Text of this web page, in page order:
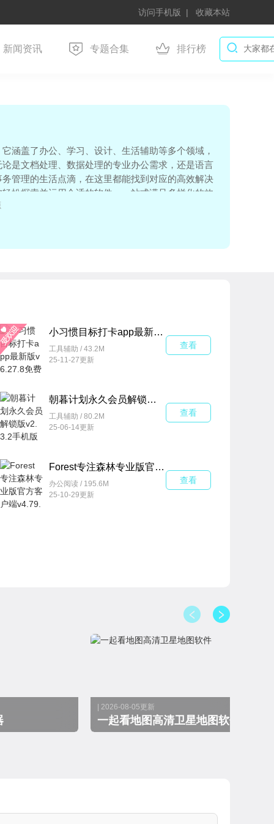
访问手机版 收藏本站
新闻资讯 专题合集 排行榜
涵盖了办公、学习、设计、生活辅助等多个领域，
是文档处理、数据处理的专业办公需求，还是语言
管理的生活点滴，在这里都能找到对应的高效解决
松探索并运用合适的软件，一站式满足多样化的效
节省时间，释放潜能。
小习惯目标打卡app最新版v6.27.8免费版
工具辅助 / 43.2M
25-11-27更新
查看
朝暮计划永久会员解锁版v2.3.2手机版
工具辅助 / 80.2M
25-06-14更新
查看
Forest专注森林专业版官方客户端v4.79.2最新版
办公阅读 / 195.6M
25-10-29更新
查看
| 2026-08-05更新
一起看地图高清卫星地图软件